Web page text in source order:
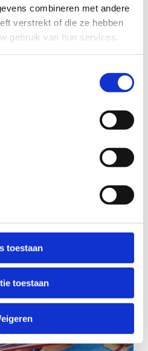
combineren met andere
verstrekt of die ze hebben
gebruik van hun services.
toestaan
toestaan